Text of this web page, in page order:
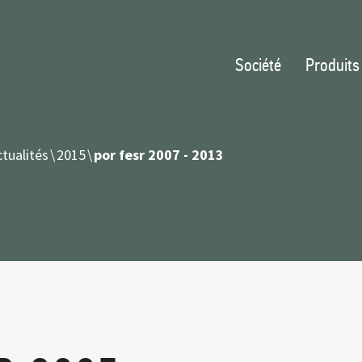
Société Produits
2015 por fesr 2007 - 2013